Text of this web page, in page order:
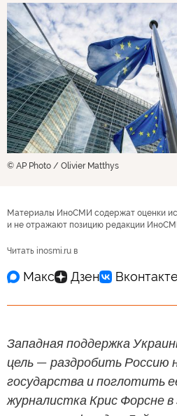
© AP Photo / Olivier Matthys
Материалы ИноСМИ содержат оценки
и не отражают позицию редакции
Читать inosmi.ru в
Западная поддержка
цель — раздробить Россию
государства и поглотить
журналистка Крис Форсне